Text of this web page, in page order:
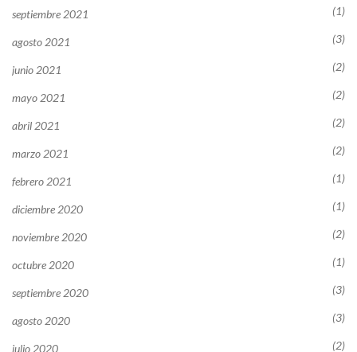
septiembre 2021 (1)
agosto 2021 (3)
junio 2021 (2)
mayo 2021 (2)
abril 2021 (2)
marzo 2021 (2)
febrero 2021 (1)
diciembre 2020 (1)
noviembre 2020 (2)
octubre 2020 (1)
septiembre 2020 (3)
agosto 2020 (3)
julio 2020 (2)